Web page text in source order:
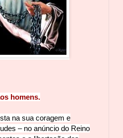
homens.
na sua coragem e
– no anúncio do Reino